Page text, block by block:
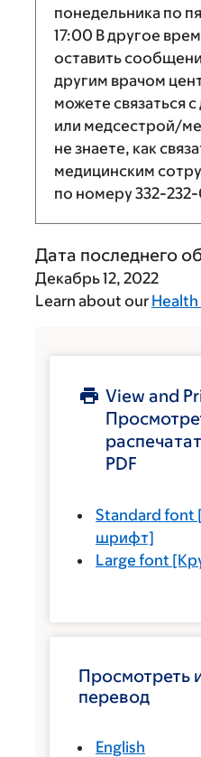
понедельника по
17:00 В другое
оставить
другим врачом
можете связаться
или медсестрой/
не знаете, как
медицинским
по номеру332-
Дата последнего
Декабрь 12, 2022
Learn about our
View and
PDF
Standard font
шрифт]
Large font
Просмотреть
перевод
English